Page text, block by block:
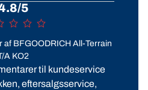
5
af BFGOODRICH All-Terrain
A KO2
til kundeservice
eftersalgsservice,